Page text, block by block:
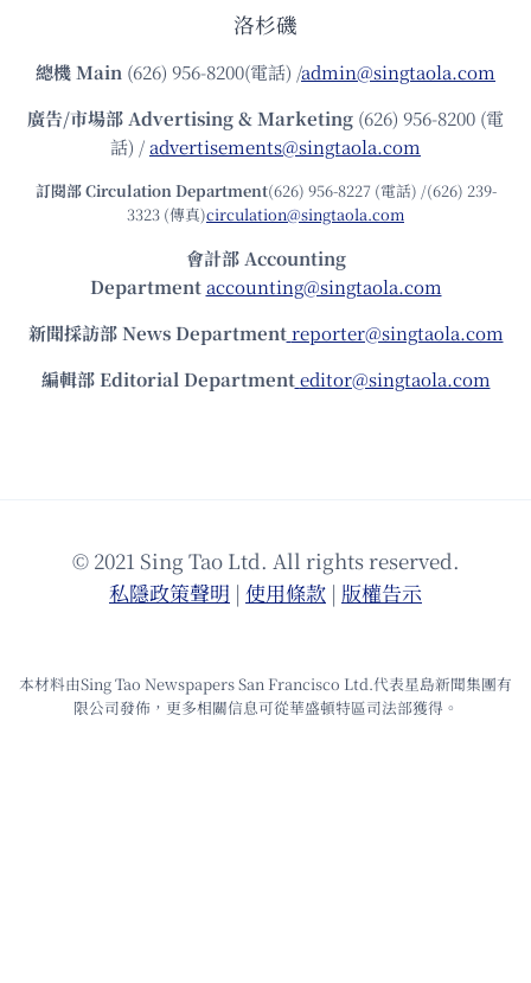
洛杉磯
總機Main (626) 956-8200(電話) /admin@singtaola.com
廣告/市場部Advertising & Marketing (626) 956-8200 (電
話) /advertisements@singtaola.com
訂閱部 Circulation Department(626) 956-8227 (電話) /(626) 239-
3323 (傳真)circulation@singtaola.com
會計部 Accounting
Department accounting@singtaola.com
新聞採訪部 News Department reporter@singtaola.com
編輯部 Editorial Department editor@singtaola.com
© 2021 Sing Tao Ltd. All rights reserved.
私隱政策聲明 | 使⽤條款 | 版權告⽰
本材料由Sing Tao Newspapers San Francisco Ltd.代表星島新聞集團有
限公司發佈，更多相關信息可從華盛頓特區司法部獲得。